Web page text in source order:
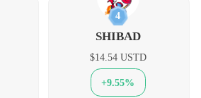
4
SHIBAD
$14.54 USTD
+9.55%